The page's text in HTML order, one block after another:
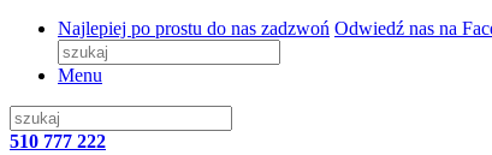
Najlepiej po prostu do nas zadzwoń Odwiedź nas na
Menu
510 777 222